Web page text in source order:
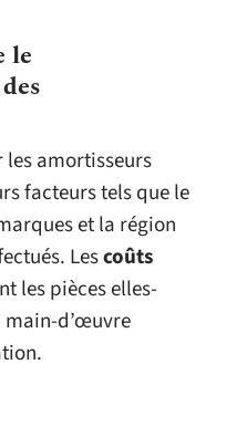
le
les amortisseurs
facteurs tels que le
et la région
Lescoûts
les pièces elles-
main-d’œuvre